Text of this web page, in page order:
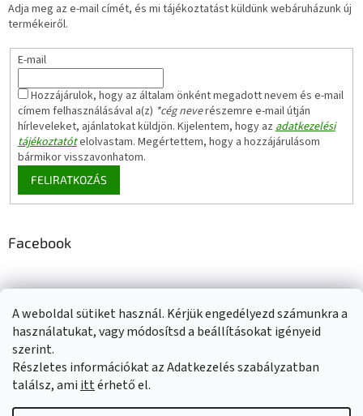
A weboldal sütiket használ. Kérjük engedélyezd számunkra a
használatukat, vagy módosítsd a beállításokat igényeid
szerint.
Részletes információkat az Adatkezelés szabályzatban
találsz, ami ittérhető el.
Adja meg az e-mail címét, és mi tájékoztatást küldünk webáruházunk új
termékeiről.
E-mail
Hozzájárulok, hogy az általam önként megadott nevem és e-mail
címem felhasználásával a(z) *cég neverészemre e-mail útján
hírleveleket, ajánlatokat küldjön. Kijelentem, hogy azadatkezelési
tájékoztatótelolvastam. Megértettem, hogy a hozzájárulásom
bármikor visszavonhatom.
FELIRATKOZÁS
Facebook
Adatkezelési tájékoztató Elérhetőségeink Impresszum
Üzleti feltételek (ÁSZF) Jótállási tájékoztató